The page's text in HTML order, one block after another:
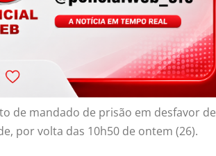
de mandado de prisão em desfavor de
por volta das 10h50 de ontem (26).